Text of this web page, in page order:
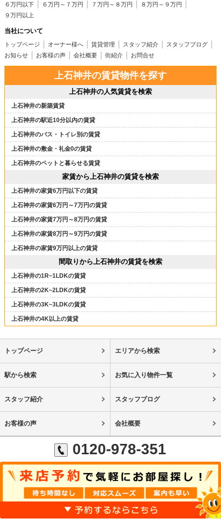
６万円以下 ６万円～７万円 ７万円～８万円
８万円～９万円
９万円以上
当社について
トップページ オーナー様へ 賃貸管理 スタッフ紹介
スタッフブログ
お知らせ
お客様の声 会社概要 街紹介 お問合せ
上石神井の賃貸物件を探す
上石神井の人気賃貸を検索
上石神井の新築賃貸
上石神井の駅近10分以内の賃貸
上石神井のバス・トイレ別の賃貸
上石神井の敷金・礼金0の賃貸
上石神井のペットと暮らせる賃貸
家賃から上石神井の賃貸を検索
上石神井の家賃6万円以下の賃貸
上石神井の家賃6万円～7万円の賃貸
上石神井の家賃7万円～8万円の賃貸
上石神井の家賃8万円～9万円の賃貸
上石神井の家賃9万円以上の賃貸
間取りから上石神井の賃貸を検索
上石神井の1R~1LDKの賃貸
上石神井の2K~2LDKの賃貸
上石神井の3K~3LDKの賃貸
上石神井の4K以上の賃貸
トップページ エリアから検索
駅から検索 お気に入り物件一覧
スタッフ紹介 スタッフブログ
お客様の声 会社概要
0120-978-351